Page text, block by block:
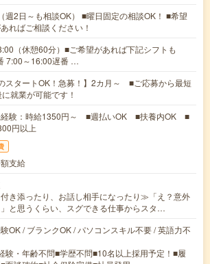
週2日～も相談OK） ■曜日固定の相談OK！ ■希望
ればご相談ください！
（休憩60分）■ご希望があれば下記シフトも
7:00～16:00遅番 …
スタートOK！急募！】2カ月～ ■ご応募から最短
就業が可能です！
経験：時給1350円～ ■週払いOK ■扶養内OK ■
円以上
支給
き添ったり、お話し相手になったり≫「え？意外
と思うくらい、スグできる仕事からスタ…
OK / ブランクOK / パソコンスキル不要 / 英語力不
験・年齢不問■学歴不問■10名以上採用予定！■履